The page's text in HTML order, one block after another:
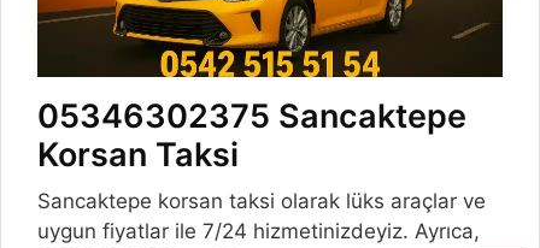
05346302375 Sancaktepe
Korsan Taksi
Sancaktepe korsan taksi olarak lüks araçlar ve
uygun fiyatlar ile 7/24 hizmetinizdeyiz. Ayrıca,